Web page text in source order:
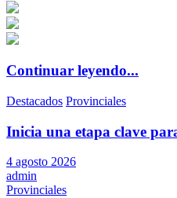
Continuar leyendo...
Destacados Provinciales
Inicia una etapa clave
4 agosto 2026
admin
Provinciales